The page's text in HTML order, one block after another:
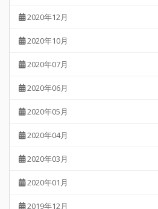
2020年12月
2020年10月
2020年07月
2020年06月
2020年05月
2020年04月
2020年03月
2020年01月
2019年12月